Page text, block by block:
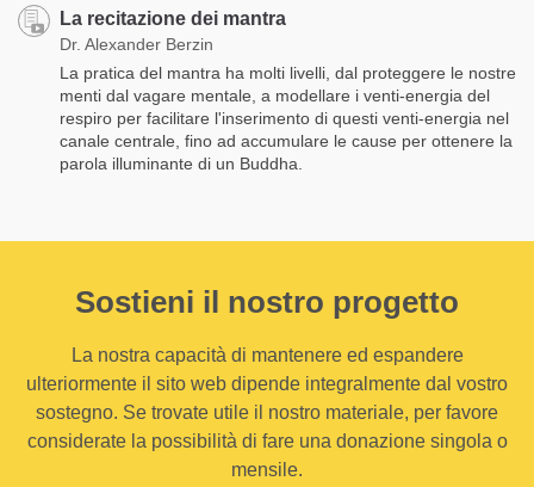
La recitazione dei mantra
Dr. Alexander Berzin
La pratica del mantra ha molti livelli, dal proteggere le nostre
menti dal vagare mentale, a modellare i venti-energia del
respiro per facilitare l'inserimento di questi venti-energia nel
canale centrale, fino ad accumulare le cause per ottenere la
parola illuminante di un Buddha.
Sostieni il nostro progetto
La nostra capacità di mantenere ed espandere
ulteriormente il sito web dipende integralmente dal vostro
sostegno. Se trovate utile il nostro materiale, per favore
considerate la possibilità di fare una donazione singola o
mensile.